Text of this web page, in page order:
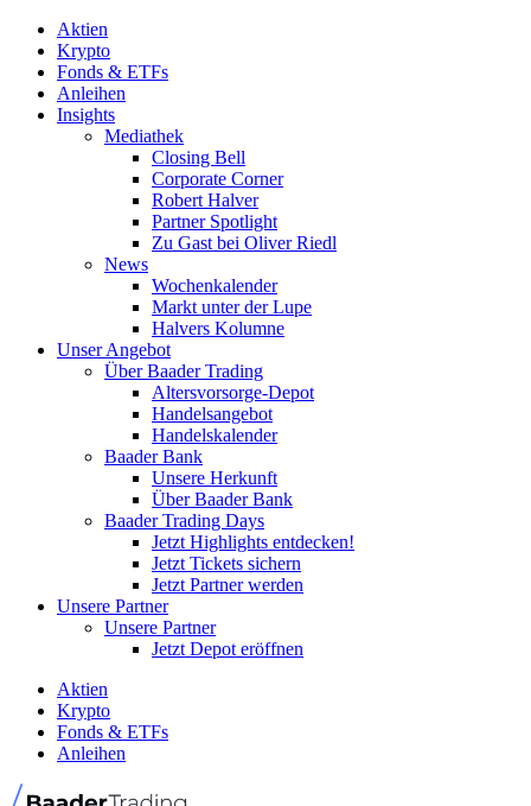
Aktien
Krypto
Fonds & ETFs
Anleihen
Insights
Mediathek
Closing Bell
Corporate Corner
Robert Halver
Partner Spotlight
Zu Gast bei Oliver Riedl
News
Wochenkalender
Markt unter der Lupe
Halvers Kolumne
Unser Angebot
Über Baader Trading
Altersvorsorge-Depot
Handelsangebot
Handelskalender
Baader Bank
Unsere Herkunft
Über Baader Bank
Baader Trading Days
Jetzt Highlights entdecken!
Jetzt Tickets sichern
Jetzt Partner werden
Unsere Partner
Unsere Partner
Jetzt Depot eröffnen
Aktien
Krypto
Fonds & ETFs
Anleihen